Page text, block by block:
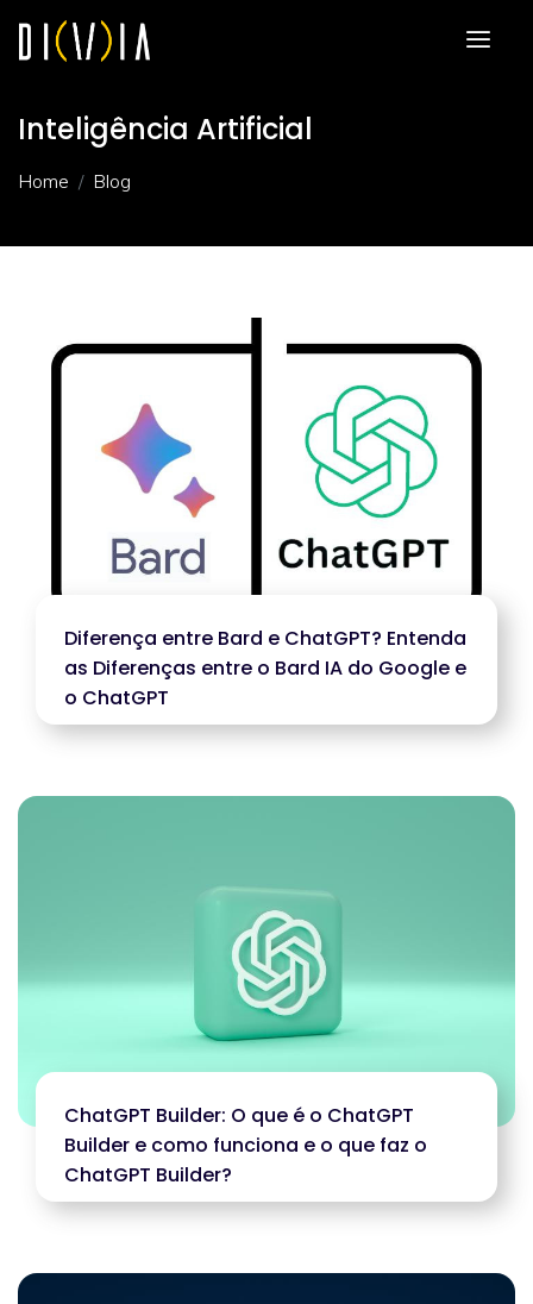
Inteligência Artificial
Home Blog
Diferença entre Bard e ChatGPT? Entenda
as Diferenças entre o Bard IA do Google e
o ChatGPT
ChatGPT Builder: O que é o ChatGPT
Builder e como funciona e o que faz o
ChatGPT Builder?